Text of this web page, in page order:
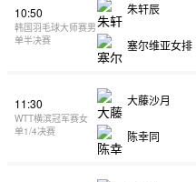
10:50
韩国羽毛球大师赛男
单半决赛
朱轩辰
塞尔维亚女排
11:30
WTT横滨冠军赛女
单1/4决赛
大藤沙月
陈幸同